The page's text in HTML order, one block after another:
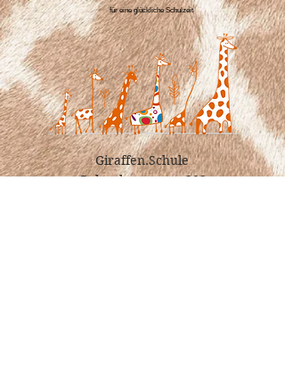
für eine glückliche Schulzeit
Giraffen.Schule
Balgacherstrasse 202